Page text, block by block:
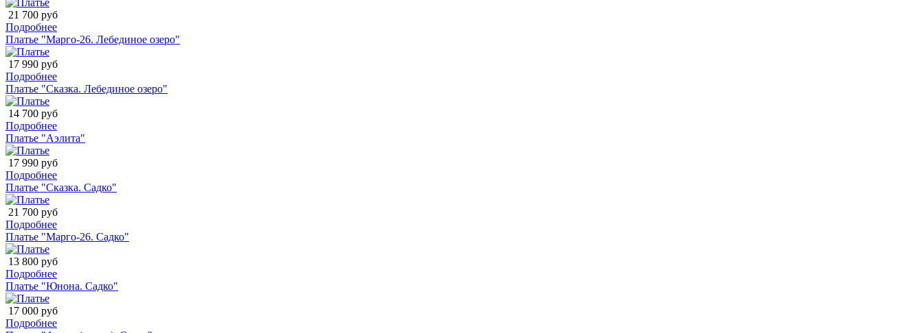
21 700 руб
Подробнее
Платье "Марго-26. Лебединое озеро"
17 990 руб
Подробнее
Платье "Сказка. Лебединое озеро"
14 700 руб
Подробнее
Платье "Аэлита"
17 990 руб
Подробнее
Платье "Сказка. Садко"
21 700 руб
Подробнее
Платье "Марго-26. Садко"
13 800 руб
Подробнее
Платье "Юнона. Садко"
17 000 руб
Подробнее